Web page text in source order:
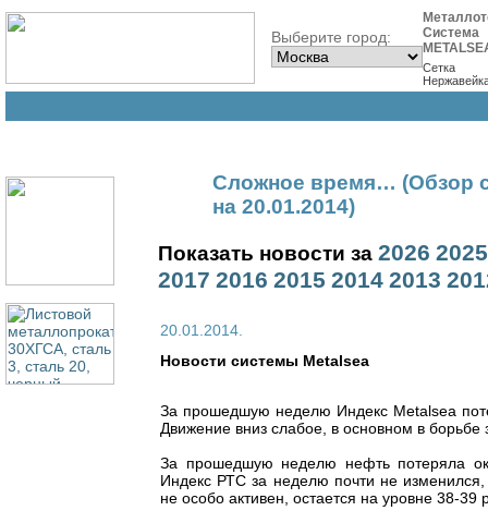
Выберите город:
Система
Сетка
Сложное время… (Обзор
на 20.01.2014)
Показать новости за 2026 2025
2017 2016 2015 2014 2013
20.01.2014.
Новости cистемы Metalsea
За прошедшую неделю Индекс Metalsea
Движение вниз слабое, в основном в
За прошедшую неделю нефть потеряла
Индекс РТС за неделю почти не
не особо активен, остается на уровне 38-39